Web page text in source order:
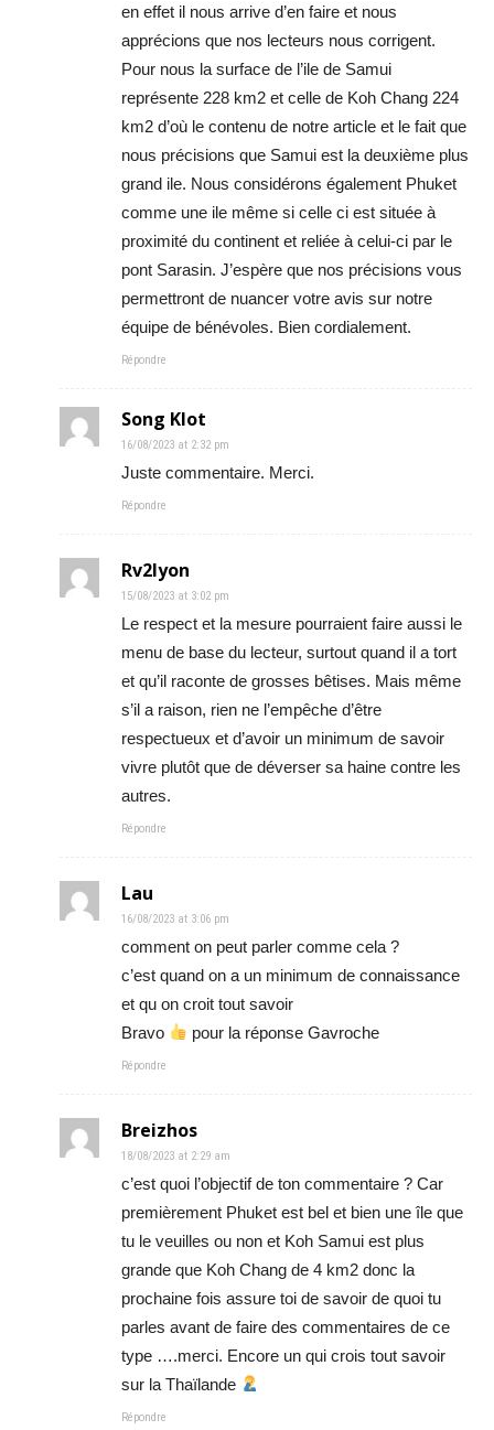
en effet il nous arrive d’en faire et nous
apprécions que nos lecteurs nous corrigent.
Pour nous la surface de l’ile de Samui
représente 228 km2 et celle de Koh Chang 224
km2 d’où le contenu de notre article et le fait que
nous précisions que Samui est la deuxième plus
grand ile. Nous considérons également Phuket
comme une ile même si celle ci est située à
proximité du continent et reliée à celui-ci par le
pont Sarasin. J’espère que nos précisions vous
permettront de nuancer votre avis sur notre
équipe de bénévoles. Bien cordialement.
Répondre
Song Klot
16/08/2023 at 2:32 pm
Juste commentaire. Merci.
Répondre
Rv2lyon
15/08/2023 at 3:02 pm
Le respect et la mesure pourraient faire aussi le
menu de base du lecteur, surtout quand il a tort
et qu’il raconte de grosses bêtises. Mais même
s’il a raison, rien ne l’empêche d’être
respectueux et d’avoir un minimum de savoir
vivre plutôt que de déverser sa haine contre les
autres.
Répondre
Lau
16/08/2023 at 3:06 pm
comment on peut parler comme cela ?
c’est quand on a un minimum de connaissance
et qu on croit tout savoir
Bravo
pour la réponse Gavroche
Répondre
Breizhos
18/08/2023 at 2:29 am
c’est quoi l’objectif de ton commentaire ? Car
premièrement Phuket est bel et bien une île que
tu le veuilles ou non et Koh Samui est plus
grande que Koh Chang de 4 km2 donc la
prochaine fois assure toi de savoir de quoi tu
parles avant de faire des commentaires de ce
type ….merci. Encore un qui crois tout savoir
sur la Thaïlande
Répondre